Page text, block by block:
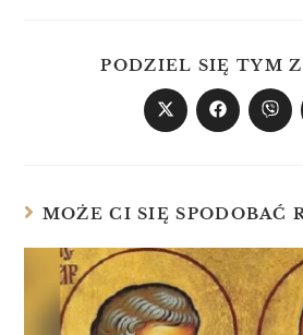
PODZIEL SIĘ TYM
MOŻE CI SIĘ SPODOBAĆ